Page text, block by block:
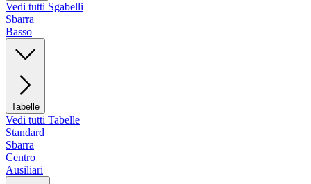
Vedi tutti Sgabelli
Sbarra
Basso
Tabelle
Vedi tutti Tabelle
Standard
Sbarra
Centro
Ausiliari